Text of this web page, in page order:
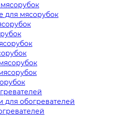
для мясорубок
для обогревателей